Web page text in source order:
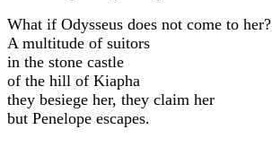
What if Odysseus does not come to her?
A multitude of suitors
in the stone castle
of the hill of Kiapha
they besiege her, they claim her
but Penelope escapes.